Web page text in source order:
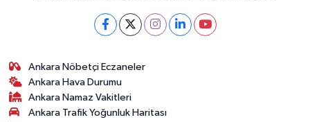
Ankara Nöbetçi Eczaneler
Ankara Hava Durumu
Ankara Namaz Vakitleri
Ankara Trafik Yoğunluk Haritası